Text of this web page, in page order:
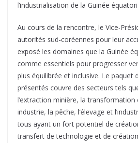
l’industrialisation de la Guinée
Au cours de la rencontre, le Vice-
autorités sud-coréennes pour leur
exposé les domaines que la Guinée
comme essentiels pour progresser
plus équilibrée et inclusive. Le paquet
présentés couvre des secteurs tels
l’extraction minière, la transformation
industrie, la pêche, l’élevage et
tous ayant un fort potentiel de
transfert de technologie et de